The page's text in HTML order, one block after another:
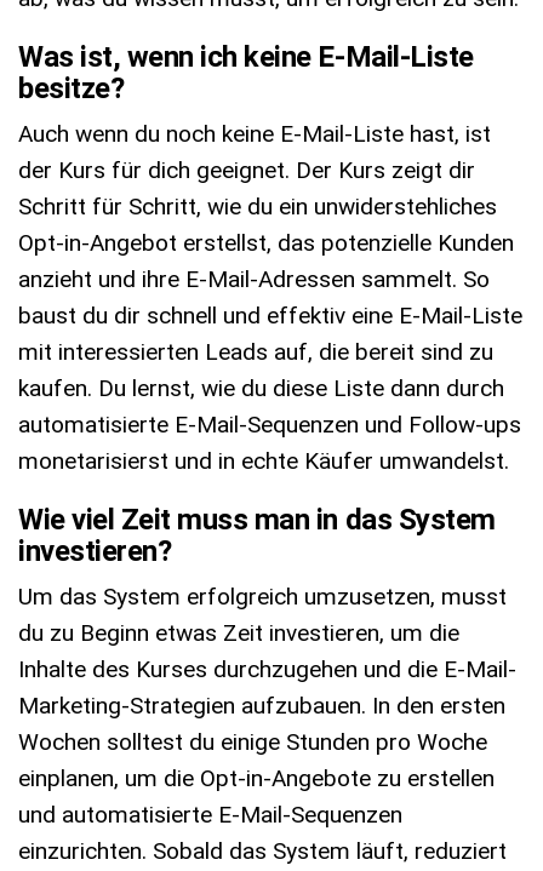
Was ist, wenn ich keine E-Mail-Liste
besitze?
Auch wenn du noch keine E-Mail-Liste hast, ist
der Kurs für dich geeignet. Der Kurs zeigt dir
Schritt für Schritt, wie du ein unwiderstehliches
Opt-in-Angebot erstellst, das potenzielle Kunden
anzieht und ihre E-Mail-Adressen sammelt. So
baust du dir schnell und effektiv eine E-Mail-Liste
mit interessierten Leads auf, die bereit sind zu
kaufen. Du lernst, wie du diese Liste dann durch
automatisierte E-Mail-Sequenzen und Follow-ups
monetarisierst und in echte Käufer umwandelst.
Wie viel Zeit muss man in das System
investieren?
Um das System erfolgreich umzusetzen, musst
du zu Beginn etwas Zeit investieren, um die
Inhalte des Kurses durchzugehen und die E-Mail-
Marketing-Strategien aufzubauen. In den ersten
Wochen solltest du einige Stunden pro Woche
einplanen, um die Opt-in-Angebote zu erstellen
und automatisierte E-Mail-Sequenzen
einzurichten. Sobald das System läuft, reduziert